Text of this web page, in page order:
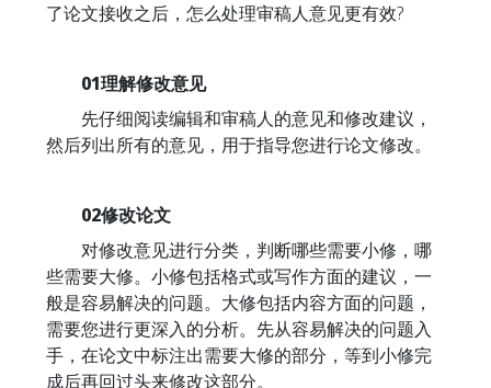
了论文接收之后，怎么处理审稿人意见更有效?
01理解修改意见
先仔细阅读编辑和审稿人的意见和修改建议，
然后列出所有的意见，用于指导您进行论文修改。
02修改论文
对修改意见进行分类，判断哪些需要小修，哪
些需要大修。小修包括格式或写作方面的建议，一
般是容易解决的问题。大修包括内容方面的问题，
需要您进行更深入的分析。先从容易解决的问题入
手，在论文中标注出需要大修的部分，等到小修完
成后再回过头来修改这部分。